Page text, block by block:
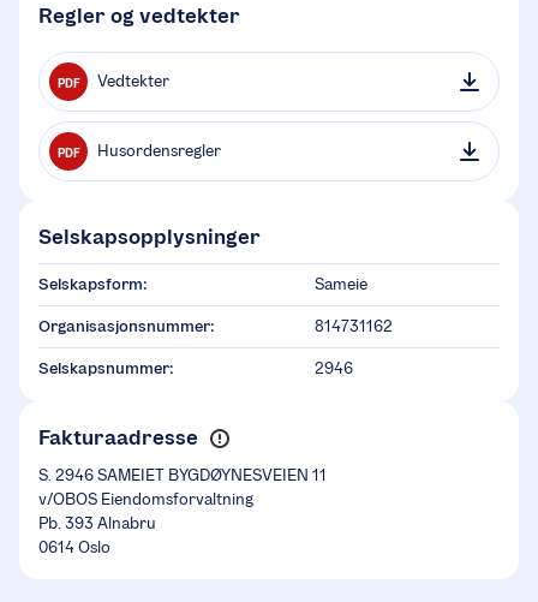
Regler og vedtekter
PDF Vedtekter
PDF Husordensregler
Selskapsopplysninger
Selskapsform: Sameie
Organisasjonsnummer: 814731162
Selskapsnummer: 2946
Fakturaadresse
S. 2946 SAMEIET BYGDØYNESVEIEN 11
v/OBOS Eiendomsforvaltning
Pb. 393 Alnabru
0614 Oslo